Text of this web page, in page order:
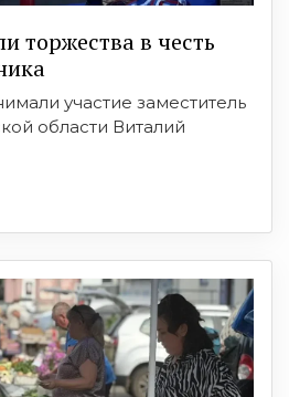
торжества в честь
участие заместитель
области Виталий